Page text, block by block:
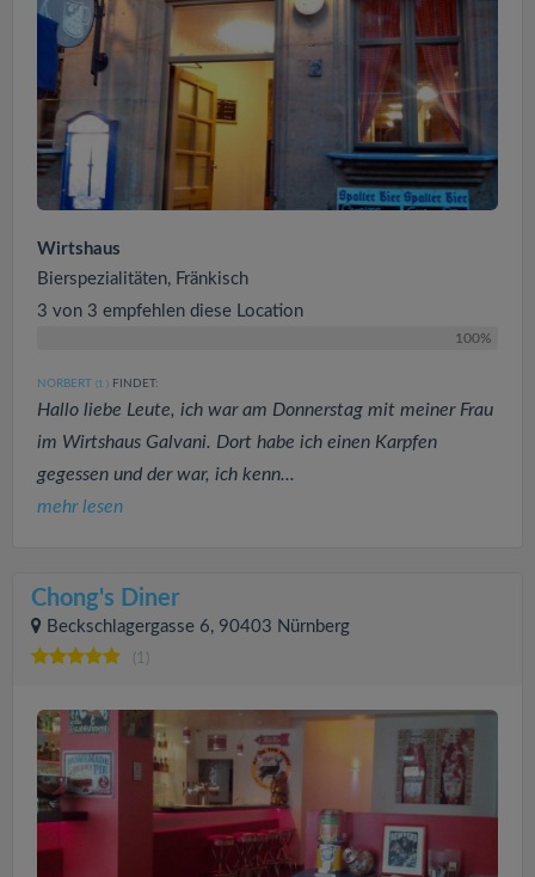
Wirtshaus
Bierspezialitäten, Fränkisch
3 von 3 empfehlen diese Location
100%
NORBERT (1 ) FINDET:
Hallo liebe Leute, ich war am Donnerstag mit meiner Frau
im Wirtshaus Galvani. Dort habe ich einen Karpfen
gegessen und der war, ich kenn...
mehr lesen
Chong's Diner
Beckschlagergasse 6, 90403 Nürnberg
(1)